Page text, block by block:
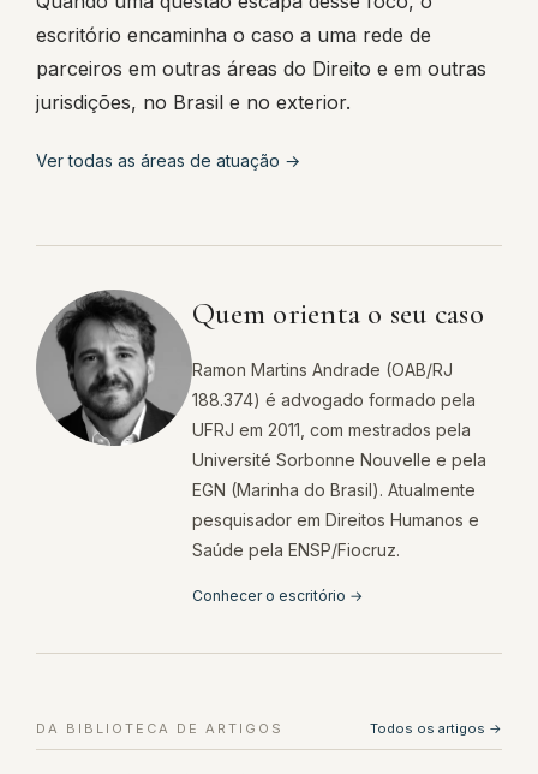
escritório encaminha o caso a uma rede de
parceiros em outras áreas do Direito e em outras
jurisdições, no Brasil e no exterior.
Ver todas as áreas de atuação →
Quem orienta o seu caso
Ramon Martins Andrade (OAB/RJ
188.374) é advogado formado pela
UFRJ em 2011, com mestrados pela
Université Sorbonne Nouvelle e pela
EGN (Marinha do Brasil). Atualmente
pesquisador em Direitos Humanos e
Saúde pela ENSP/Fiocruz.
Conhecer o escritório →
DA BIBLIOTECA DE ARTIGOS Todos os artigos →